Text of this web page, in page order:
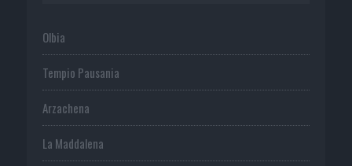
Olbia
Tempio Pausania
Arzachena
La Maddalena